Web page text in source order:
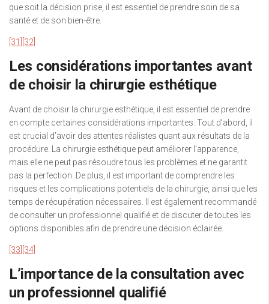
que soit la décision prise, il est essentiel de prendre soin de sa
santé et de son bien-être.
[31] [32]
Les considérations importantes avant
de choisir la chirurgie esthétique
Avant de choisir la chirurgie esthétique, il est essentiel de prendre
en compte certaines considérations importantes. Tout d’abord, il
est crucial d’avoir des attentes réalistes quant aux résultats de la
procédure. La chirurgie esthétique peut améliorer l’apparence,
mais elle ne peut pas résoudre tous les problèmes et ne garantit
pas la perfection. De plus, il est important de comprendre les
risques et les complications potentiels de la chirurgie, ainsi que les
temps de récupération nécessaires. Il est également recommandé
de consulter un professionnel qualifié et de discuter de toutes les
options disponibles afin de prendre une décision éclairée.
[33] [34]
L’importance de la consultation avec
un professionnel qualifié